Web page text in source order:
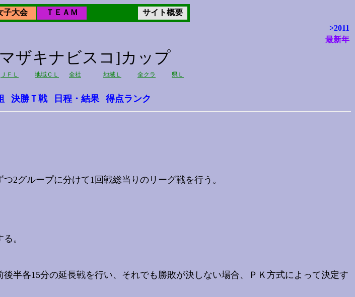
子大会 ＴＥＡＭ
サイト概要
>2011
最新年
ザキナビスコ]カップ
ＪＦＬ 地域ＣＬ 全社 地域Ｌ 全クラ 県Ｌ
決勝Ｔ戦 日程・結果 得点ランク
2グループに分けて1回戦総当りのリーグ戦を行う。
。
後半各15分の延長戦を行い、それでも勝敗が決しない場合、ＰＫ方式によって決定す